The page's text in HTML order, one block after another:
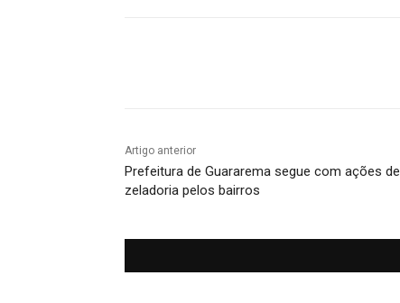
Artigo anterior
Prefeitura de Guararema segue com ações de
zeladoria pelos bairros